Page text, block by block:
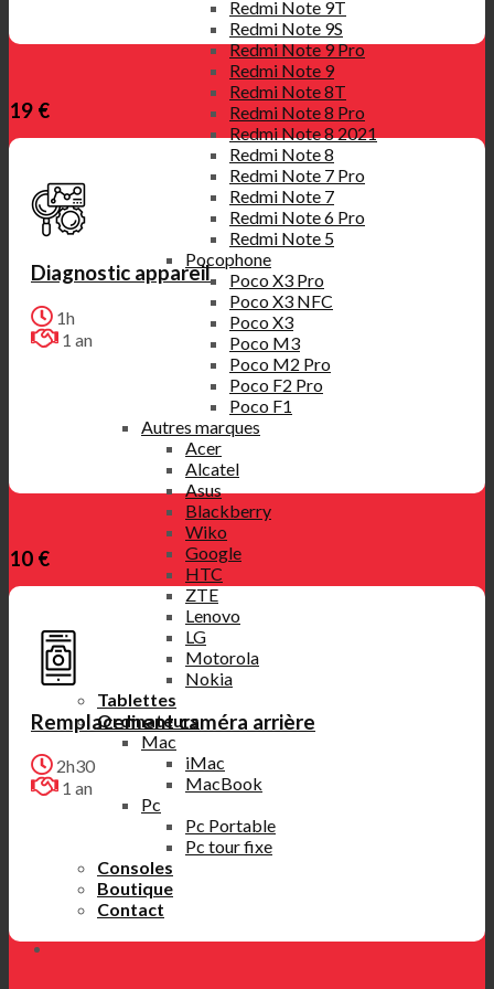
Redmi Note 9T
Redmi Note 9S
Redmi Note 9 Pro
Redmi Note 9
Redmi Note 8T
Redmi Note 8 Pro
Redmi Note 8 2021
Redmi Note 8
Redmi Note 7 Pro
Redmi Note 7
Redmi Note 6 Pro
Redmi Note 5
Pocophone
Poco X3 Pro
Poco X3 NFC
Poco X3
Poco M3
Poco M2 Pro
Poco F2 Pro
Poco F1
Autres marques
Acer
Alcatel
Asus
Blackberry
Wiko
Google
HTC
ZTE
Lenovo
LG
Motorola
Nokia
Tablettes
Ordinateurs
Mac
iMac
MacBook
Pc
Pc Portable
Pc tour fixe
Consoles
Boutique
Contact
19 €
Diagnostic appareil
1h
1 an
10 €
Remplacement caméra arrière
2h30
1 an